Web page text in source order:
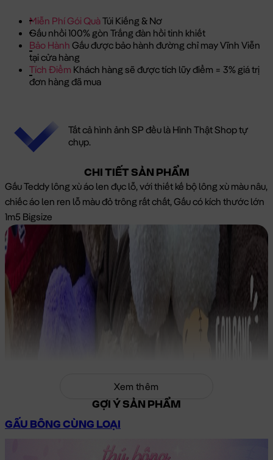
Miễn Phí Gói QuàTúi Kiếng & Nơ
Gấu nhồi 100% gòn Trắng đàn hồi tinh khiết
Bảo Hành Gấu được bảo hành đường chỉ may Vĩnh Viễn
tại cửa hàng
Tích Điểm Khách hàng sẽ được tích lũy điểm = 3% giá trị
đơn hàng đã mua
Tất cả hình ảnh SP đều là Hình Thật Shop tự
chụp.
CHI TIẾT SẢN PHẨM
Gấu Teddy lông xù áo len đục lỗ, với thiết kế bộ lông xù màu nâu,
chiếc áo len ren lỗ màu đỏ trông rất chất, Gấu có kích thước lớn
1m5 Bigsize
Xem thêm
GỢI Ý SẢN PHẨM
GẤU BÔNG CÙNG LOẠI